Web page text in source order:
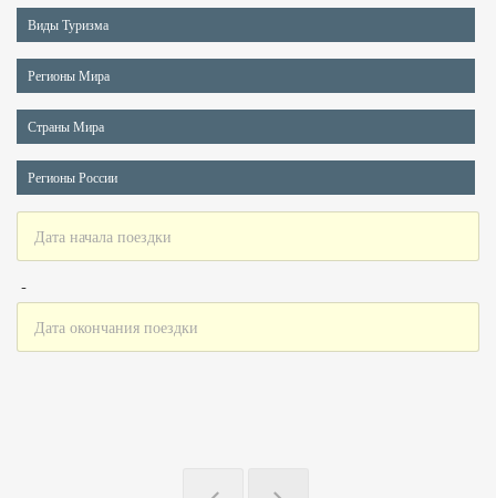
Виды Туризма
Регионы Мира
Страны Мира
Регионы России
-